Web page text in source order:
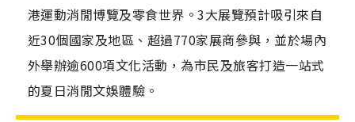
港運動消閒博覽及零食世界。3大展覽預計吸引來自
近30個國家及地區、超過770家展商參與，並於場內
外舉辦逾600項文化活動，為市民及旅客打造一站式
的夏日消閒文娛體驗。